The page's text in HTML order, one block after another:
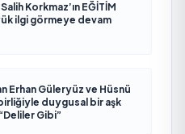
Korkmaz’ın EĞİTİM
ilgi görmeye devam
Erhan Güleryüz ve Hüsnü
duygusal bir aşk
Gibi”